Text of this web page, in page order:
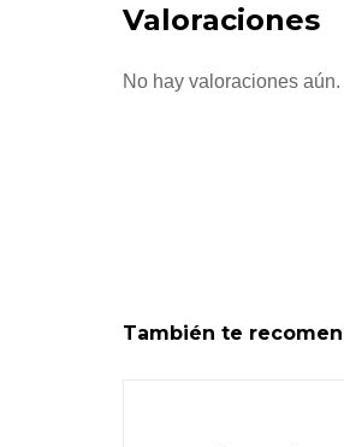
Valoraciones
No hay valoraciones aún.
También te